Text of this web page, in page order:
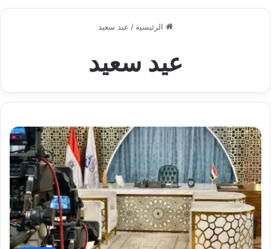
الرئيسية / عيد سعيد
عيد سعيد